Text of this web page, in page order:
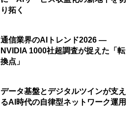
り拓く
通信業界のAIトレンド2026 ―
NVIDIA 1000社超調査が捉えた「転
換点」
データ基盤とデジタルツインが支え
るAI時代の自律型ネットワーク運用